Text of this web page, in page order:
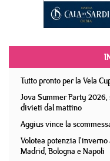
Tutto pronto per la Vela
Jova Summer Party
divieti dal mattino
Aggius vince la
Volotea potenzia
Madrid, Bologna e Napoli